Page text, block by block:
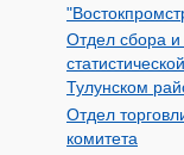
Отдел сбора и
Тулунском
Отдел
комитета